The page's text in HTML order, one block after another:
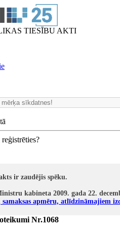
TIESĪBU AKTI
ir zaudējis spēku.
kabineta 2009. gada 22.
apmēru, atlīdzināmajiem
Nr.1068